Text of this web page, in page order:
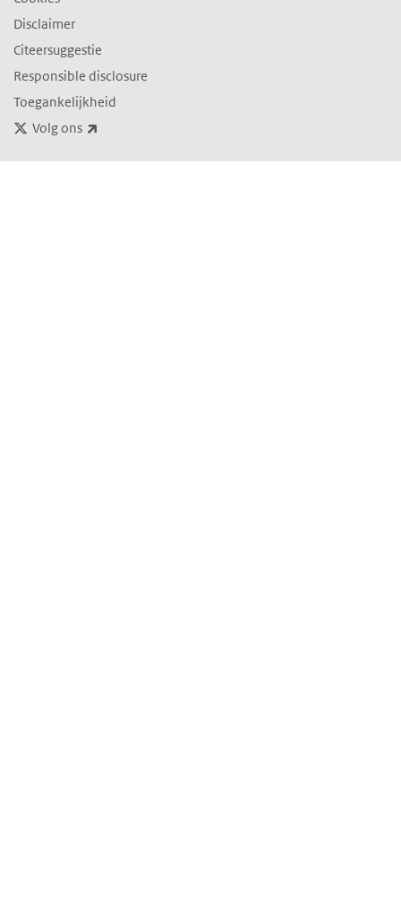
Disclaimer
Citeersuggestie
Responsible disclosure
Toegankelijkheid
Volg ons